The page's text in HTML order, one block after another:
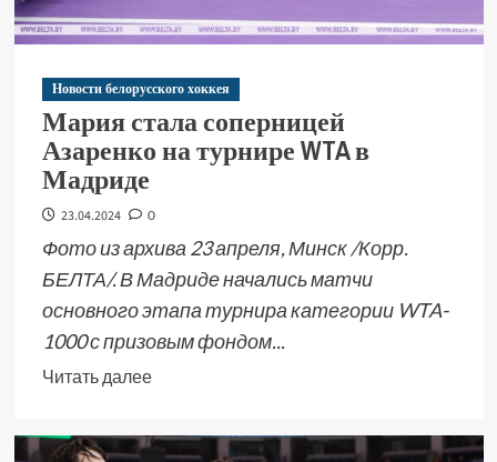
Новости белорусского хоккея
Мария стала соперницей
Азаренко на турнире WTA в
Мадриде
23.04.2024 0
Фото из архива 23 апреля, Минск /Корр.
БЕЛТА/. В Мадриде начались матчи
основного этапа турнира категории WTA-
1000 с призовым фондом...
Читать далее